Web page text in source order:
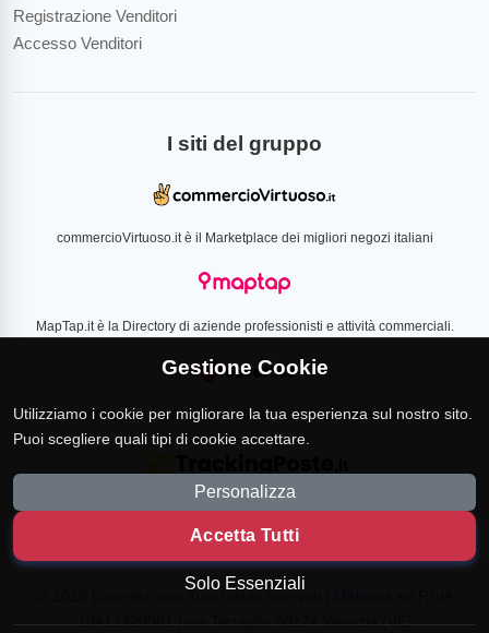
Registrazione Venditori
Accesso Venditori
I siti del gruppo
commercioVirtuoso.it è il Marketplace dei migliori negozi italiani
MapTap.it è la Directory di aziende professionisti e attività commerciali.
Loverlist.com è il comparatore di prezzo CSS certificato Google
10412320961 | via Terraglio 30174 Venezia (VE)
Gestione Cookie
Utilizziamo i cookie per migliorare la tua esperienza sul nostro sito.
Puoi scegliere quali tipi di cookie accettare.
Personalizza
Accetta Tutti
Solo Essenziali